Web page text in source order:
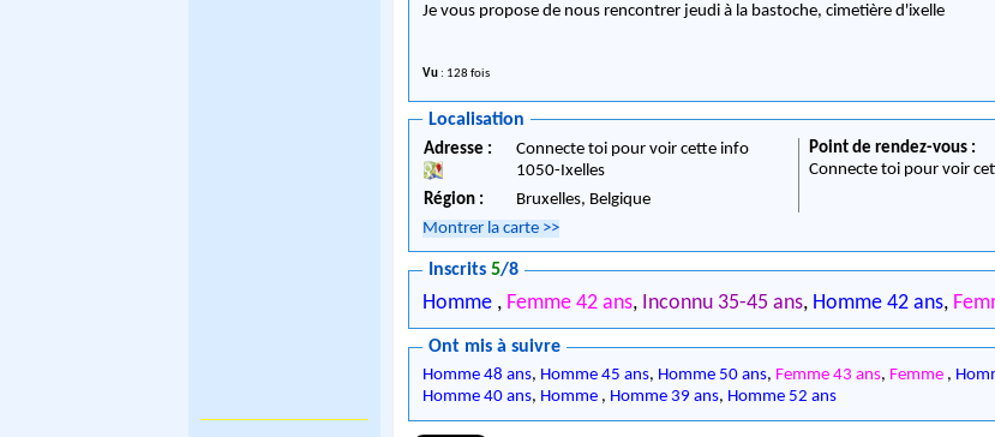
Je vous propose de nous rencontrer jeudi à la bastoche, cimetière d'ixelle
Vu : 128 fois
Localisation
Adresse :
Connecte toi pour voir cette info
1050-Ixelles
Région :
Bruxelles, Belgique
Point de rendez-vous :
Connecte toi pour voir
Montrer la carte >>
Inscrits5/8
Homme , Femme 42 ans, Inconnu 35-45 ans, Homme 42 ans,
Ont mis à suivre
Homme 48 ans, Homme 45 ans, Homme 50 ans, Femme 43 ans, Femme ,
Homme 40 ans, Homme , Homme 39 ans, Homme 52 ans